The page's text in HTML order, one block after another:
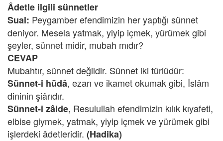
Âdetle ilgili sünnetler
Sual: Peygamber efendimizin her yaptığı sünnet
deniyor. Mesela yatmak, yiyip içmek, yürümek gibi
şeyler, sünnet midir, mubah mıdır?
CEVAP
Mubahtır, sünnet değildir. Sünnet iki türlüdür:
Sünnet-i hüdâ, ezan ve ikamet okumak gibi, İslâm
dininin şiârıdır.
Sünnet-i zâide, Resulullah efendimizin kılık kıyafeti,
elbise giymek, yatmak, yiyip içmek ve yürümek gibi
işlerdeki âdetleridir. (Hadika)